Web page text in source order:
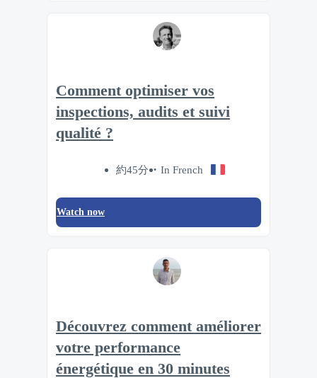
Comment optimiser vos
inspections, audits et suivi
qualité ?
約45分 In French
Watch now
Découvrez comment améliorer
votre performance
énergétique en 30 minutes